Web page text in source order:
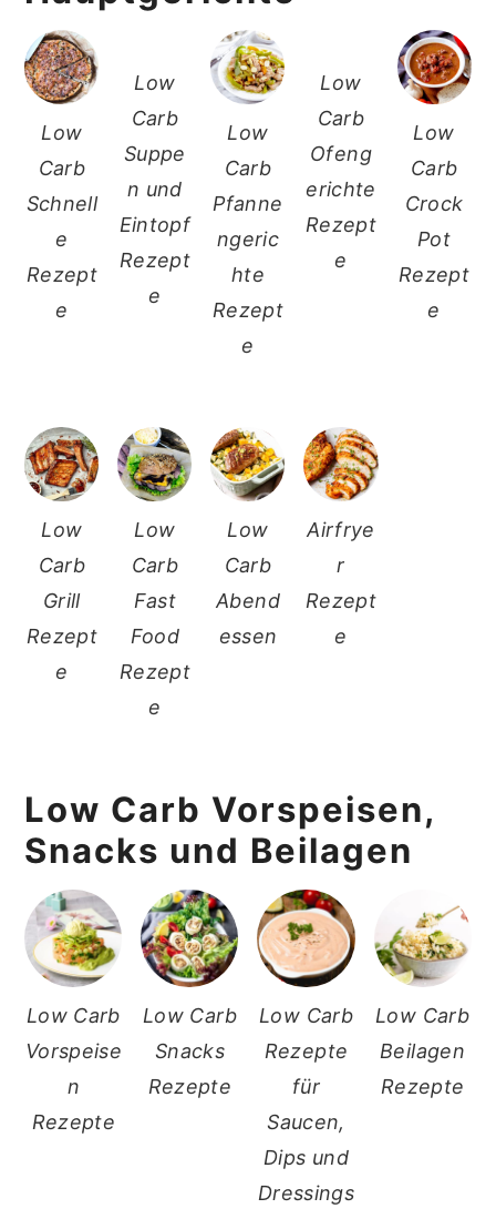
Low
Carb
Schnell
e
Rezept
e
Low
Carb
Suppe
n und
Eintopf
Rezept
e
Low
Carb
Pfanne
ngeric
hte
Rezept
e
Low
Carb
Ofeng
erichte
Rezept
e
Low
Carb
Crock
Pot
Rezept
e
Low
Carb
Grill
Rezept
e
Low
Carb
Fast
Food
Rezept
e
Low
Carb
Abend
essen
Airfrye
r
Rezept
e
Low Carb Vorspeisen,
Snacks und Beilagen
Low Carb
Vorspeise
n
Rezepte
Low Carb
Snacks
Rezepte
Low Carb
Rezepte
für
Saucen,
Dips und
Dressings
Low Carb
Beilagen
Rezepte